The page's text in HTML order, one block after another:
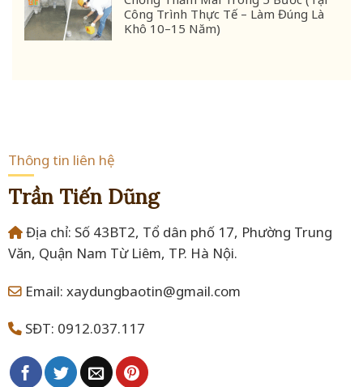
Công Trình Thực Tế – Làm Đúng Là
Khô 10–15 Năm)
Thông tin liên hệ
Trần Tiến Dũng
Địa chỉ: Số 43BT2, Tổ dân phố 17, Phường Trung
Văn, Quận Nam Từ Liêm, TP. Hà Nội.
Email: xaydungbaotin@gmail.com
SĐT: 0912.037.117